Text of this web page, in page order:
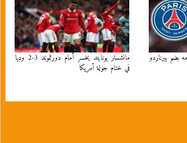
بضم بيرناردو
مانشستر يونايتد يخسر أمام دورتموند 3-2 وديا
في ختام جولة أمريكا